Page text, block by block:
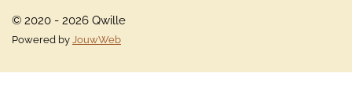
© 2020 - 2026 Qwille
Powered by JouwWeb